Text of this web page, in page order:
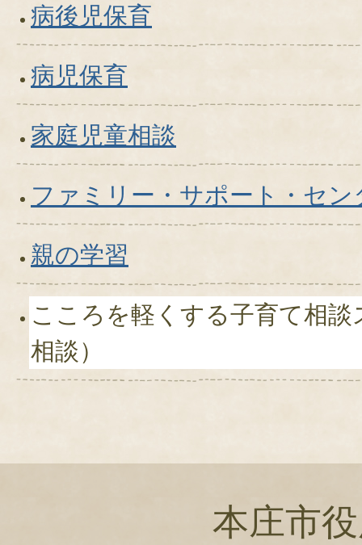
病後児保育
病児保育
家庭児童相談
ファミリー・サポート・セン
親の学習
こころを軽くする子育て相
相談）
本庄市